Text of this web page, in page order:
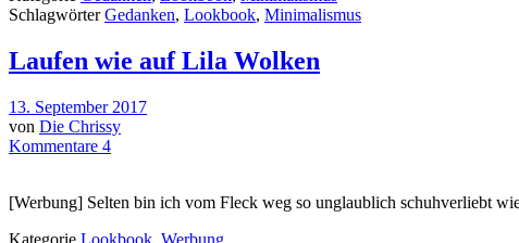
SchlagwörterGedanken, Lookbook, Minimalismus
Laufen wie auf Lila Wolken
13. September 2017
von Die Chrissy
Kommentare 4
[Werbung] Selten bin ich vom Fleck weg so unglaublich schuhverliebt
Kategorie Lookbook, Werbung